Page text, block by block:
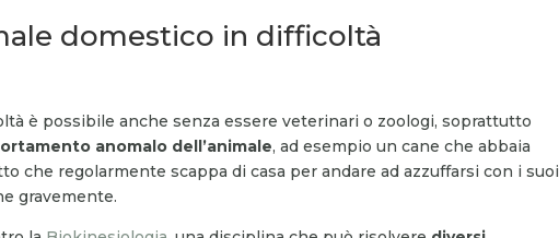
domestico in difficoltà
è possibile anche senza essere veterinari o zoologi, soprattutto
anomalo dell’animale, ad esempio un cane che abbaia
che regolarmente scappa di casa per andare ad azzuffarsi con i suoi
gravemente.